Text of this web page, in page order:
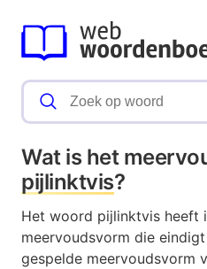
Wat is het
pijlinktvis?
Het woord pijlinktvis heeft
meervoudsvorm die
gespelde meervoudsvorm